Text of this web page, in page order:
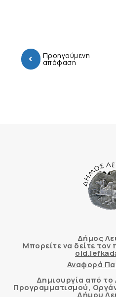
Προηγούμενη
απόφαση
Δήμος
Μπορείτε να δείτε
Αναφορά
Δημιουργία από
Προγραμματισμού,
Δήμου